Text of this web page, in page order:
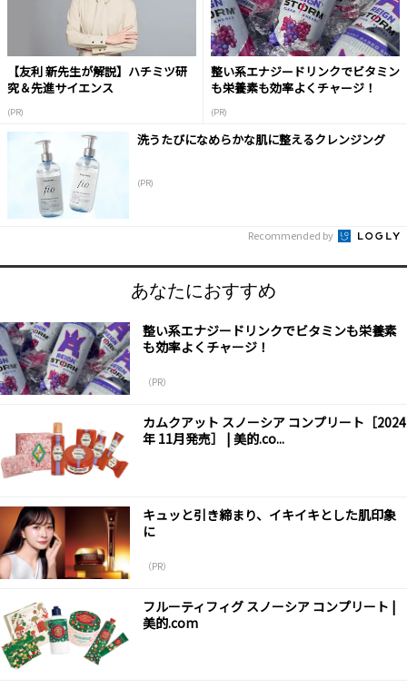
【友利 新先生が解説】ハチミツ研
究＆先進サイエンス
(PR)
整い系エナジードリンクでビタミン
も栄養素も効率よくチャージ！
(PR)
洗うたびになめらかな肌に整えるクレンジング
(PR)
Recommended by
あなたにおすすめ
整い系エナジードリンクでビタミンも栄養素
も効率よくチャージ！
（PR）
カムクアット スノーシア コンプリート［2024
年 11月発売］ | 美的.co...
キュッと引き締まり、イキイキとした肌印象
に
（PR）
フルーティフィグ スノーシア コンプリート |
美的.com